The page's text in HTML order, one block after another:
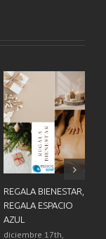
21º Aniversario
Espacio Azul
diciembre 15th,
2025
Comentarios